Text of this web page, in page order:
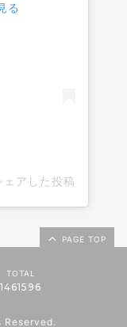
る
アした投稿
PAGE TOP
TOTAL
1461596
Reserved.